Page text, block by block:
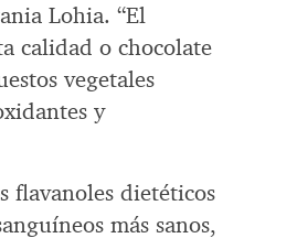
Lohia. “El
calidad o chocolate
vegetales
y
flavanoles dietéticos
más sanos,